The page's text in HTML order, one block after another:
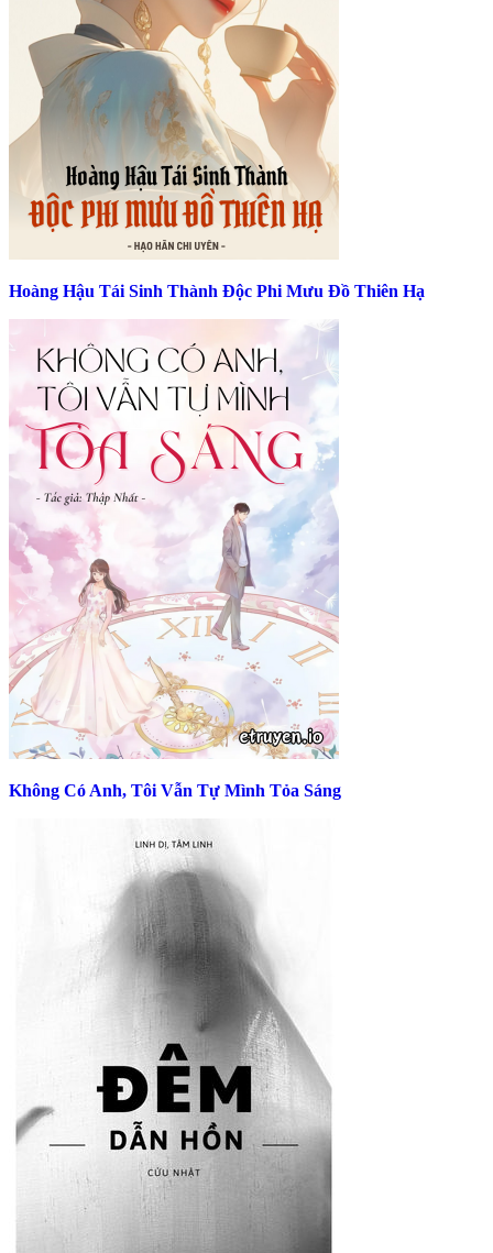
Hoàng Hậu Tái Sinh Thành Độc Phi Mưu Đồ Thiên Hạ
Không Có Anh, Tôi Vẫn Tự Mình Tỏa Sáng